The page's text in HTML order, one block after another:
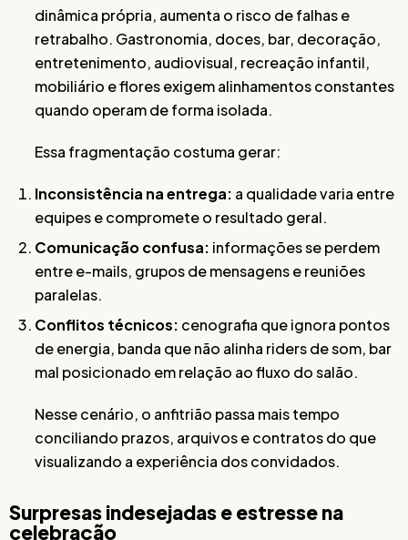
dinâmica própria, aumenta o risco de falhas e
retrabalho. Gastronomia, doces, bar, decoração,
entretenimento, audiovisual, recreação infantil,
mobiliário e flores exigem alinhamentos constantes
quando operam de forma isolada.
Essa fragmentação costuma gerar:
Inconsistência na entrega: a qualidade varia entre
equipes e compromete o resultado geral.
Comunicação confusa: informações se perdem
entre e-mails, grupos de mensagens e reuniões
paralelas.
Conflitos técnicos: cenografia que ignora pontos
de energia, banda que não alinha riders de som, bar
mal posicionado em relação ao fluxo do salão.
Nesse cenário, o anfitrião passa mais tempo
conciliando prazos, arquivos e contratos do que
visualizando a experiência dos convidados.
Surpresas indesejadas e estresse na
celebração